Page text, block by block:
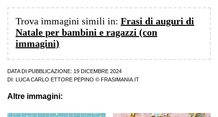
Trova immagini simili in: Frasi di auguri di
Natale per bambini e ragazzi (con
immagini)
DATA DI PUBBLICAZIONE: 19 DICEMBRE 2024
DI:
LUCA CARLO ETTORE PEPINO © FRASIMANIA.IT
Altre immagini: